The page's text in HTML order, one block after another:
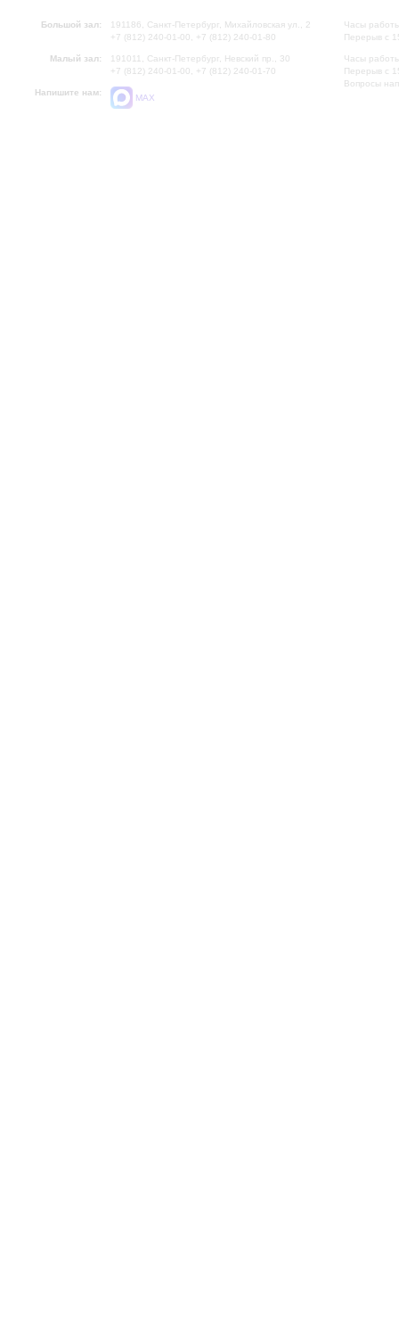
Большой зал:
191186, Санкт-Петербург, Михайловская ул., 2
+7 (812) 240-01-00, +7 (812) 240-01-80
Малый зал:
191011, Санкт-Петербург, Невский пр., 30
+7 (812) 240-01-00, +7 (812) 240-01-70
Напишите нам:
MAX
Часы
Перерыв с
Часы
Перерыв с
Вопросы